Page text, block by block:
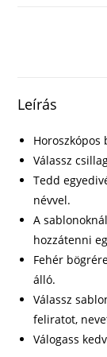
Leírás
Horoszkópos
Válassz
Tedd
névvel.
A
hozzátenni
Fehér
álló.
Válassz
feliratot,
Válogass